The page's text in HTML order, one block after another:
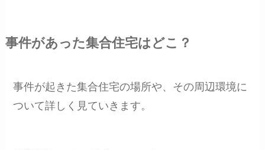
事件があった集合住宅はどこ？
事件が起きた集合住宅の場所や、その周辺環境に
ついて詳しく見ていきます。